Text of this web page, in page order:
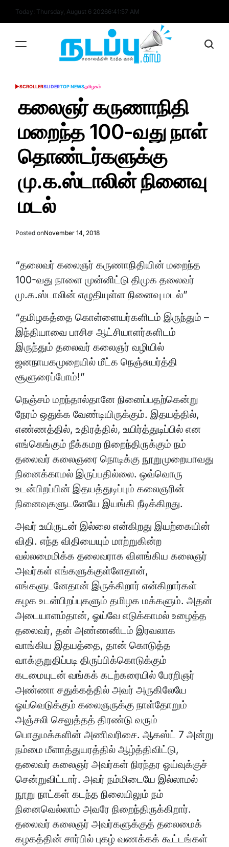
Today: Thursday, August 6 20266:41:58 AM
POSTED
SCROLLERSLIDERTOP NEWSதமிழகம்
கலைஞர் கருணாநிதி
மறைந்த 100-வது நாள்
தொண்டர்களுக்கு
மு.க.ஸ்டாலின் நினைவு
மடல்
Posted onNovember 14, 2018
“தலைவர் கலைஞர் கருணாநிதியின் மறைந்த
100-வது நாளை முன்னிட்டு திமுக தலைவர்
மு.க.ஸ்டாலின் எழுதியுள்ள நினைவு மடல்”
“தமிழகத்தை கொள்ளையர்களிடம் இருந்தும் –
இந்தியாவை பாசிச ஆட்சியாளர்களிடம்
இருந்தும் தலைவர் கலைஞர் வழியில்
ஜனநாயகமுறையில் மீட்க நெஞ்சுயர்த்தி
சூளுரைப்போம்!”
நெஞ்சம் மறந்தால்தானே நினைப்பதற்கென்று
நேரம் ஒதுக்க வேண்டியிருக்கும். இதயத்தில்,
எண்ணத்தில், உதிரத்தில், உயிர்த்துடிப்பில் என
எங்கெங்கும் நீக்கமற நிறைந்திருக்கும் நம்
தலைவர் கலைஞரை நொடிக்கு நூறுமுறையாவது
நினைக்காமல் இருப்பதில்லை. ஒவ்வொரு
உடன்பிறப்பின் இதயத்துடிப்பும் கலைஞரின்
நினைவுகளுடனேயே இயங்கி நீடிக்கிறது.
அவர் உயிருடன் இல்லை என்கிறது இயற்கையின்
விதி. எந்த விதியையும் மாற்றுகின்ற
வல்லமைமிக்க தலைவராக விளங்கிய கலைஞர்
அவர்கள் எங்களுக்குள்ளேதான்,
எங்களுடனேதான் இருக்கிறார் என்கிறார்கள்
கழக உடன்பிறப்புகளும் தமிழக மக்களும். அதன்
அடையாளம்தான், ஓய்வே எடுக்காமல் உழைத்த
தலைவர், தன் அண்ணனிடம் இரவலாக
வாங்கிய இதயத்தை, தான் கொடுத்த
வாக்குறுதிப்படி திருப்பிக்கொடுக்கும்
கடமையுடன் வங்கக் கடற்கரையில் பேரறிஞர்
அண்ணா சதுக்கத்தில் அவர் அருகிலேயே
ஓய்வெடுக்கும் கலைஞருக்கு நாள்தோறும்
அஞ்சலி செலுத்தத் திரண்டு வரும்
பொதுமக்களின் அணிவரிசை. ஆகஸ்ட் 7 அன்று
நம்மை மீளாத்துயரத்தில் ஆழ்த்திவிட்டு,
தலைவர் கலைஞர் அவர்கள் நிரந்தர ஓய்வுக்குச்
சென்றுவிட்டார். அவர் நம்மிடையே இல்லாமல்
நூறு நாட்கள் கடந்த நிலையிலும் நம்
நினைவெல்லாம் அவரே நிறைந்திருக்கிறார்.
தலைவர் கலைஞர் அவர்களுக்குத் தலைமைக்
கழகத்தின் சார்பில் புகழ் வணக்கக் கூட்டங்கள்